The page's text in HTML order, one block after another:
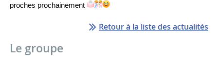
proches prochainement
Retour à la liste des actualités
Le groupe